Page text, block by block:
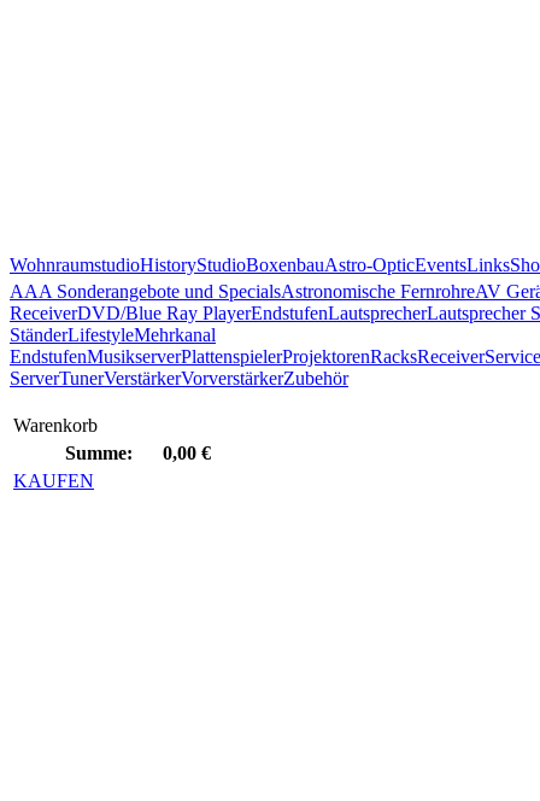
WohnraumstudioHistoryStudioBoxenbauAstro-OpticEventsLinks
AAA Sonderangebote und SpecialsAstronomische FernrohreAV
ReceiverDVD/Blue Ray PlayerEndstufenLautsprecherLautsprecher
StänderLifestyleMehrkanal
EndstufenMusikserverPlattenspielerProjektorenRacksReceiverService
ServerTunerVerstärkerVorverstärkerZubehör
Warenkorb
Summe:
0,00 €
KAUFEN